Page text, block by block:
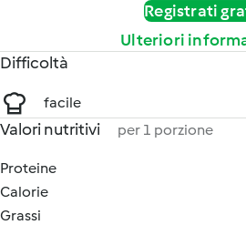
Registrati
Ulteriori
Difficoltà
facile
Valori nutritivi per 1 porzione
Proteine
Calorie
Grassi